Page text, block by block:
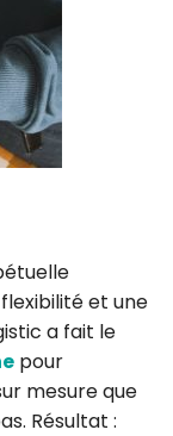
et une
a fait le
pour
mesure que
Résultat :